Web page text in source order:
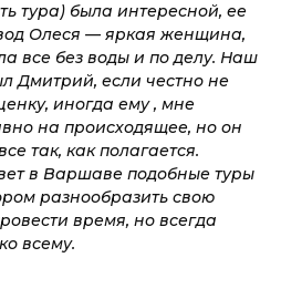
тура) была интересной, ее
Олеся — яркая женщина,
все без воды и по делу. Наш
Дмитрий, если честно не
иногда ему , мне
на происходящее, но он
так, как полагается.
в Варшаве подобные туры
разнообразить свою
время, но всегда
всему.